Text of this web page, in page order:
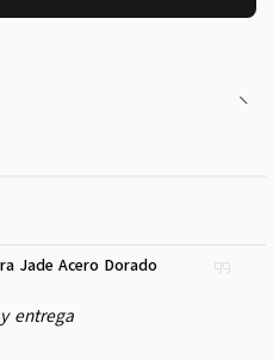
Jade Acero Dorado
entrega